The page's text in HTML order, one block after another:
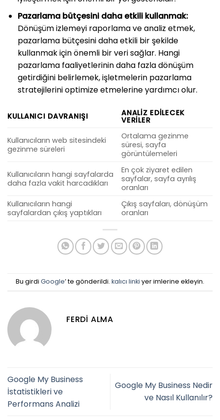
Pazarlama bütçesini daha etkili kullanmak:
Dönüşüm izlemeyi raporlama ve analiz etmek,
pazarlama bütçesini daha etkili bir şekilde
kullanmak için önemli bir veri sağlar. Hangi
pazarlama faaliyetlerinin daha fazla dönüşüm
getirdiğini belirlemek, işletmelerin pazarlama
stratejilerini optimize etmelerine yardımcı olur.
KULLANICI DAVRANIŞI ANALIZ EDILECEK
VERILER
Kullanıcıların web sitesindeki
gezinme süreleri
Ortalama gezinme
süresi, sayfa
görüntülemeleri
Kullanıcıların hangi sayfalarda
daha fazla vakit harcadıkları
En çok ziyaret edilen
sayfalar, sayfa ayrılış
oranları
Kullanıcıların hangi
sayfalardan çıkış yaptıkları
Çıkış sayfaları, dönüşüm
oranları
Bu girdi Google’ te gönderildi. kalıcı linki yer imlerine ekleyin.
FERDI ALMA
Google My Business
İstatistikleri ve
Performans Analizi
Google My Business Nedir
ve Nasıl Kullanılır?